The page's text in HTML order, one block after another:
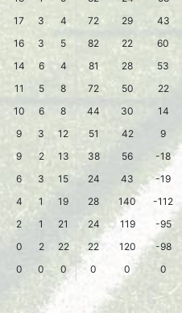
17 3 4 72 29
43
16 3 5 82 22
60
14 6 4 81 28
53
11 5 8 72 50
22
10 6 8 44 30
14
9 3 12 51 42
9
9 2 13 38 56
-18
6 3 15 24 43
-19
4 1 19 28 140
-112
2 1 21 24 119
-95
0 2 22 22 120
-98
0 0 0 0 0
0